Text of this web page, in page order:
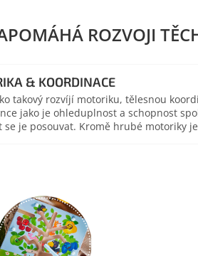
& KOORDINACE
takový rozvíjí motoriku, tělesnou
jako je ohleduplnost a schopnost
se je posouvat. Kromě hrubé motoriky